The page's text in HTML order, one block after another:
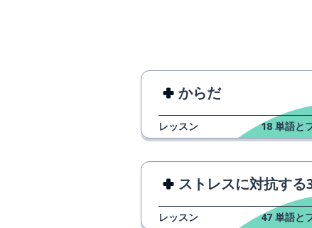
すべて; まっ
からだ
レッスン 18 単語と
ストレスに対抗する3つのヒ
レッスン 47 単語と